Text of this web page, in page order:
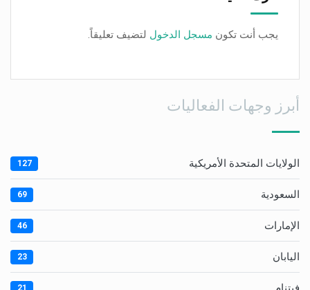
يجب أنت تكون مسجل الدخول لتضيف تعليقاً.
أبرز وجهات الفعاليات
الولايات المتحدة الأمريكية 127
السعودية 69
الإمارات 46
اليابان 23